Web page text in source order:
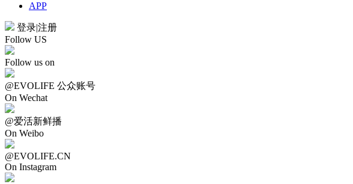
APP
登录|注册
Follow US
Follow us on
@EVOLIFE 公众账号
On Wechat
@爱活新鲜播
On Weibo
@EVOLIFE.CN
On Instagram